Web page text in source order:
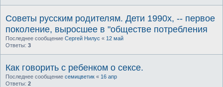
Советы русским родителям. Дети 1990х, -- первое
поколение, выросшее в "обществе потребления
Последнее сообщение Сергей Нилус « 12 май
Ответы: 3
Как говорить с ребенком о сексе.
Последнее сообщение семицветик « 16 апр
Ответы: 2